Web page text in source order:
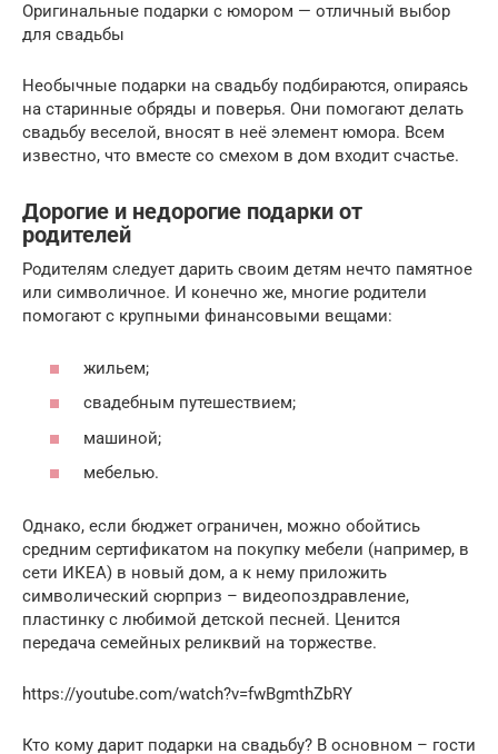
Оригинальные подарки с юмором — отличный выбор
для свадьбы
Необычные подарки на свадьбу подбираются, опираясь
на старинные обряды и поверья. Они помогают делать
свадьбу веселой, вносят в неё элемент юмора. Всем
известно, что вместе со смехом в дом входит счастье.
Дорогие и недорогие подарки от
родителей
Родителям следует дарить своим детям нечто памятное
или символичное. И конечно же, многие родители
помогают с крупными финансовыми вещами:
жильем;
свадебным путешествием;
машиной;
мебелью.
Однако, если бюджет ограничен, можно обойтись
средним сертификатом на покупку мебели (например, в
сети ИКЕА) в новый дом, а к нему приложить
символический сюрприз – видеопоздравление,
пластинку с любимой детской песней. Ценится
передача семейных реликвий на торжестве.
https://youtube.com/watch?v=fwBgmthZbRY
Кто кому дарит подарки на свадьбу? В основном – гости